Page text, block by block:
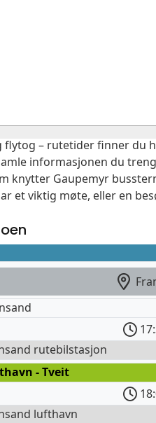
flytog – rutetider finner
informasjonen du
knytter Gaupemyr
et viktig møte, eller en
rutebilstasjon
- Tveit
lufthavn